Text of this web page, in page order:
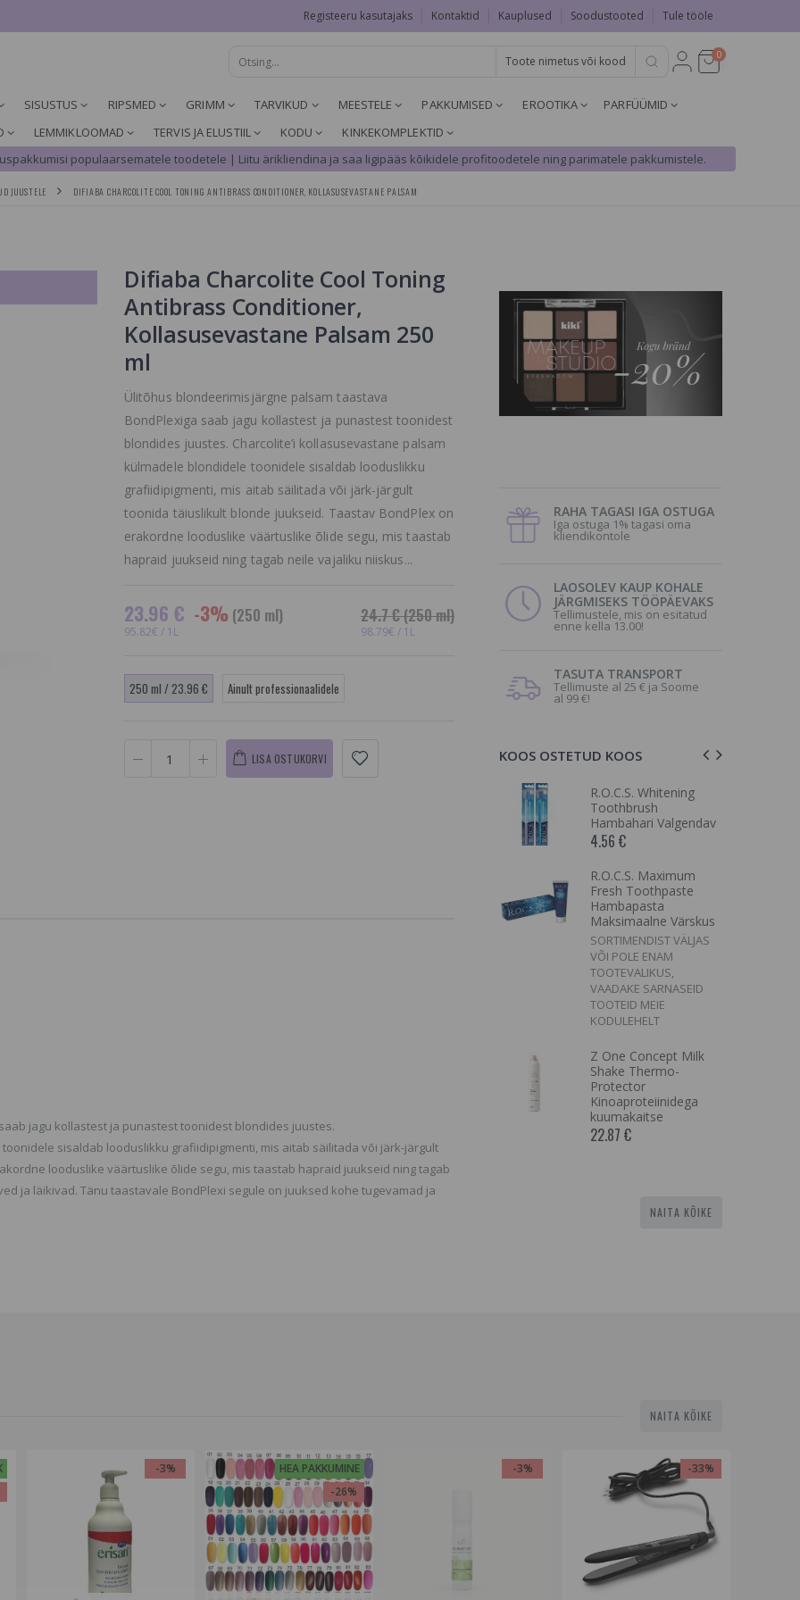
Registeeru kasutajaks Kontaktid Kauplused Soodustooted Tule tööle
0
SISUSTUS RIPSMED GRIMM TARVIKUD MEESTELE PAKKUMISED EROOTIKA
PARFÜÜMID
LEMMIKLOOMAD TERVIS JA ELUSTIIL KODU
KINKEKOMPLEKTID
populaarsematele toodetele | Liitu ärikliendina ja saa ligipääs kõikidele profitoodetele ning parimatele pakkumistele.
JUUSTELE DIFIABA CHARCOLITE COOL TONING ANTIBRASS CONDITIONER, KOLLASUSEVASTANE PALSAM
Difiaba Charcolite Cool Toning
Antibrass Conditioner,
Kollasusevastane Palsam 250
ml
Ülitõhus blondeerimisjärgne palsam taastava
BondPlexiga saab jagu kollastest ja punastest toonidest
blondides juustes. Charcolite’i kollasusevastane palsam
külmadele blondidele toonidele sisaldab looduslikku
grafiidipigmenti, mis aitab säilitada või järk-järgult
toonida täiuslikult blonde juukseid. Taastav BondPlex on
erakordne looduslike väärtuslike õlide segu, mis taastab
hapraid juukseid ning tagab neile vajaliku niiskus...
23.96 € -3% (250 ml)
95.82€ / 1L
24.7 €(250 ml)
98.79€ / 1L
250 ml / 23.96 € Ainult professionaalidele
LISA OSTUKORVI
jagu kollastest ja punastest toonidest blondides juustes.
sisaldab looduslikku grafiidipigmenti, mis aitab säilitada või järk-järgult
looduslike väärtuslike õlide segu, mis taastab hapraid juukseid ning tagab
ja läikivad. Tänu taastavale BondPlexi segule on juuksed kohe tugevamad ja
RAHA TAGASI IGA OSTUGA
Iga ostuga 1% tagasi oma
kliendikontole
LAOSOLEV KAUP KOHALE
JÄRGMISEKS TÖÖPÄEVAKS
Tellimustele, mis on esitatud
enne kella 13.00!
TASUTA TRANSPORT
Tellimuste al 25 € ja Soome
al 99 €!
KOOS OSTETUD KOOS
TOOTEID MEIE
KODULEHELT
R.O.C.S. Whitening
Toothbrush
Hambahari Valgendav
4.56 €
R.O.C.S. Maximum
Fresh Toothpaste
Hambapasta
Maksimaalne Värskus
SORTIMENDIST VÄLJAS
VÕI POLE ENAM
TOOTEVALIKUS,
VAADAKE SARNASEID
TOOTEID MEIE
KODULEHELT
Z One Concept Milk
Shake Thermo-
Protector
Kinoaproteiinidega
kuumakaitse
22.87 €
NAITA KÕIKE
NAITA KÕIKE
-3%
HEA PAKKUMINE
-26%
-3% -33%